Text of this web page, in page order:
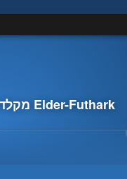
מקלדת Elder-Futhark